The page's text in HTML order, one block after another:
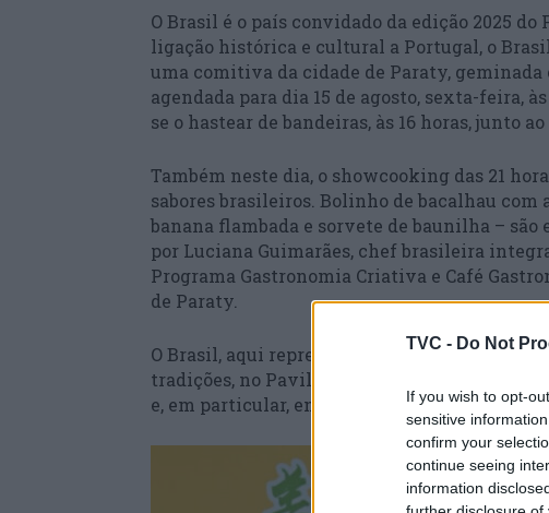
TVC - Do Not
If you wish to opt-
sensitive
confirm your
continue seeing
information
O Brasil é o país convidado da edição 2025
ligação histórica e cultural a Portugal, o
uma comitiva da cidade de Paraty,
agendada para dia 15 de agosto, sexta-feira,
se o hastear de bandeiras, às 16 horas, junto
Também neste dia, o showcooking das 21
sabores brasileiros. Bolinho de bacalhau
banana flambada e sorvete de baunilha – são
por Luciana Guimarães, chef brasileira
Programa Gastronomia Criativa e Café
de Paraty.
O Brasil, aqui representado por Paraty, terá,
tradições, no Pavilhão Âncora, onde se
e, em particular, entre duas terras unidas